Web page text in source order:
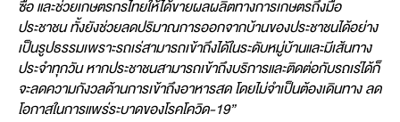
ซื้อ และช่วยเกษตรกรไทยให้ได้ขายผลผลิตทางการเกษตรถึงมือ
ประชาชน ทั้งยังช่วยลดปริมาณการออกจากบ้านของประชาชนได้อย่าง
เป็นรูปธรรมเพราะรถเร่สามารถเข้าถึงได้ในระดับหมู่บ้านและมีเส้นทาง
ประจำทุกวัน หากประชาชนสามารถเข้าถึงบริการและติดต่อกับรถเร่ได้ก็
จะลดความกังวลด้านการเข้าถึงอาหารสด โดยไม่จำเป็นต้องเดินทาง ลด
โอกาสในการแพร่ระบาดของโรคโควิด-19”